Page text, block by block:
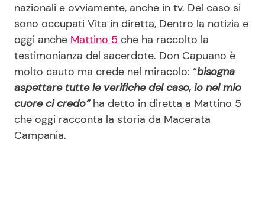
nazionali e ovviamente, anche in tv. Del caso si
sono occupati Vita in diretta, Dentro la notizia e
oggi anche Mattino 5 che ha raccolto la
testimonianza del sacerdote. Don Capuano è
molto cauto ma crede nel miracolo: “bisogna
aspettare tutte le verifiche del caso, io nel mio
cuore ci credo”ha detto in diretta a Mattino 5
che oggi racconta la storia da Macerata
Campania.